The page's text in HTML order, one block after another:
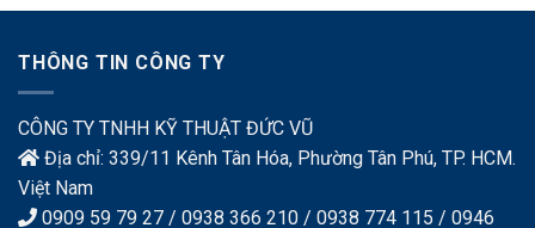
THÔNG TIN CÔNG TY
CÔNG TY TNHH KỸ THUẬT ĐỨC VŨ
Địa chỉ: 339/11 Kênh Tân Hóa, Phường Tân Phú, TP. HCM.
Việt Nam
0909 59 79 27 / 0938 366 210 / 0938 774 115 / 0946